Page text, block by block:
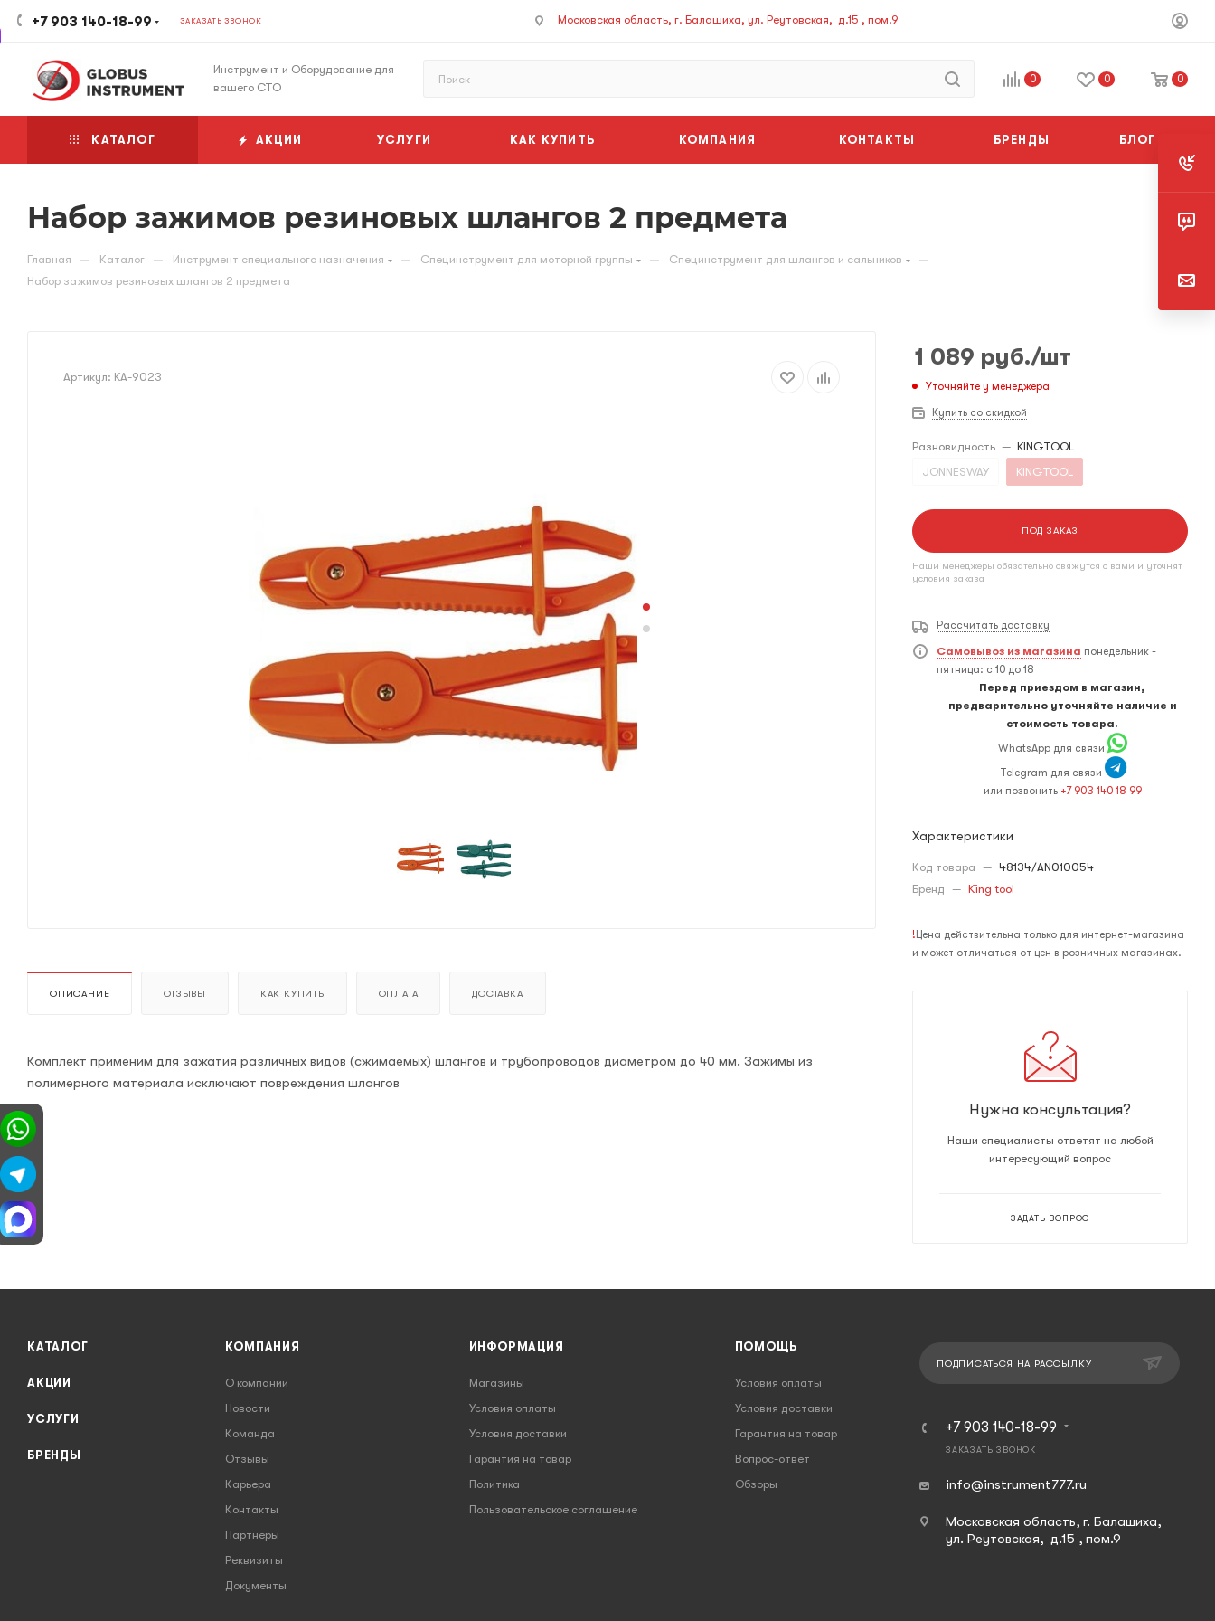
+7 903 140-18-99 ЗАКАЗАТЬ ЗВОНОК Московская область, г. Балашиха, ул. Реутовская, д.15 , пом.9
Инструмент и Оборудование для
вашего СТО
0 0 0
КАТАЛОГ АКЦИИ УСЛУГИ КАК КУПИТЬ КОМПАНИЯ КОНТАКТЫ БРЕНДЫ БЛОГ
Набор зажимов резиновых шлангов 2 предмета
Главная — Каталог — Инструмент специального назначения — Специнструмент для моторной группы — Специнструмент для шлангов и сальников —
Набор зажимов резиновых шлангов 2 предмета
Артикул: KA-9023
ОПИСАНИЕ ОТЗЫВЫ КАК КУПИТЬ ОПЛАТА ДОСТАВКА
Комплект применим для зажатия различных видов (сжимаемых) шлангов и трубопроводов диаметром до 40 мм. Зажимы из
полимерного материала исключают повреждения шлангов
1 089 руб./шт
Уточняйте у менеджера
Купить со скидкой
Разновидность — KINGTOOL
JONNESWAY
KINGTOOL
ПОД ЗАКАЗ
Наши менеджеры обязательно свяжутся с вами и уточнят
условия заказа
Рассчитать доставку
Самовывоз из магазина понедельник -
пятница: с 10 до 18
Перед приездом в магазин,
предварительно уточняйте наличие и
стоимость товара.
WhatsApp для связи
Telegram для связи
или позвонить +7 903 140 18 99
Характеристики
Код товара — 48134/AN010054
Бренд — King tool
! Цена действительна только для интернет-магазина
и может отличаться от цен в розничных магазинах.
Нужна консультация?
Наши специалисты ответят на любой
интересующий вопрос
ЗАДАТЬ ВОПРОС
КАТАЛОГ
АКЦИИ
УСЛУГИ
БРЕНДЫ
КОМПАНИЯ
О компании
Новости
Команда
Отзывы
Карьера
Контакты
Партнеры
Реквизиты
Документы
ИНФОРМАЦИЯ
Магазины
Условия оплаты
Условия доставки
Гарантия на товар
Политика
Пользовательское соглашение
ПОМОЩЬ
Условия оплаты
Условия доставки
Гарантия на товар
Вопрос-ответ
Обзоры
ПОДПИСАТЬСЯ НА РАССЫЛКУ
+7 903 140-18-99
ЗАКАЗАТЬ ЗВОНОК
info@instrument777.ru
Московская область, г. Балашиха,
ул. Реутовская, д.15 , пом.9